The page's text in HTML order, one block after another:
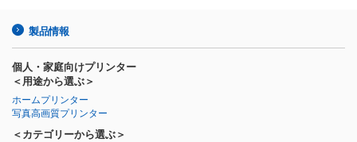
製品情報
個人・家庭向けプリンター
＜用途から選ぶ＞
ホームプリンター
写真高画質プリンター
＜カテゴリーから選ぶ＞